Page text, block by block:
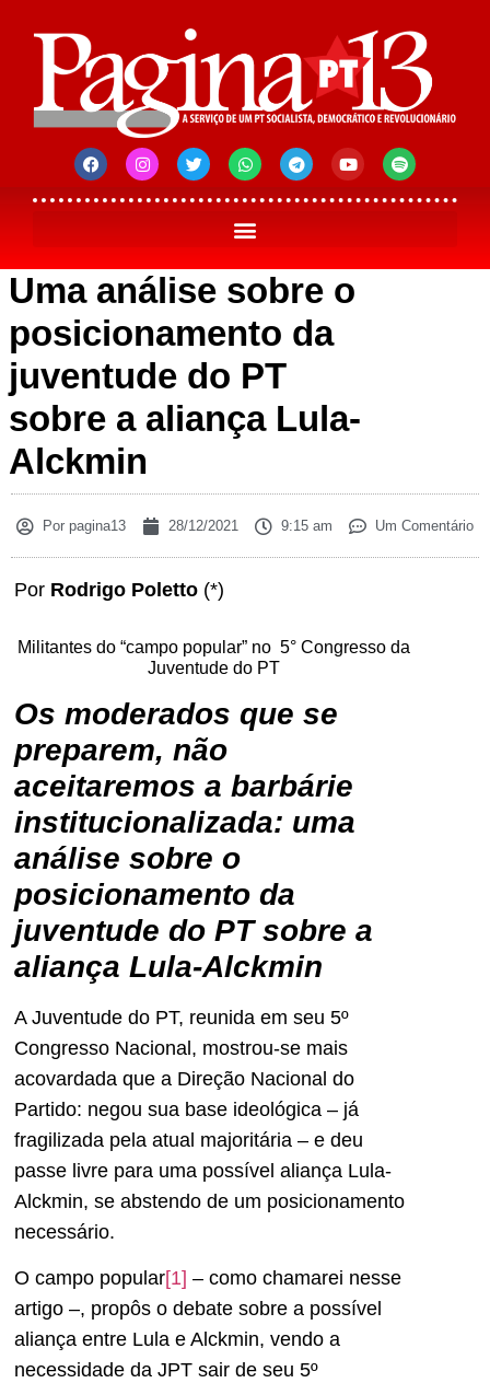
Uma análise sobre o
posicionamento da
juventude do PT
sobre a aliança Lula-
Alckmin
Por pagina13 28/12/2021 9:15 am Um Comentário
Por Rodrigo Poletto (*)
Militantes do “campo popular” no 5° Congresso da
Juventude do PT
Os moderados que se
preparem, não
aceitaremos a barbárie
institucionalizada: uma
análise sobre o
posicionamento da
juventude do PT sobre a
aliança Lula-Alckmin
A Juventude do PT, reunida em seu 5º
Congresso Nacional, mostrou-se mais
acovardada que a Direção Nacional do
Partido: negou sua base ideológica – já
fragilizada pela atual majoritária – e deu
passe livre para uma possível aliança Lula-
Alckmin, se abstendo de um posicionamento
necessário.
O campo popular[1] – como chamarei nesse
artigo –, propôs o debate sobre a possível
aliança entre Lula e Alckmin, vendo a
necessidade da JPT sair de seu 5º